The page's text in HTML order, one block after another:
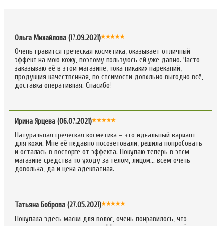
Ольга Михайлова (17.09.2021)
Очень нравится греческая косметика, оказывает отличный
эффект на мою кожу, поэтому пользуюсь ей уже давно. Часто
заказываю её в этом магазине, пока никаких нареканий,
продукция качественная, по стоимости довольно выгодно всё,
доставка оперативная. Спасибо!
Ирина Ярцева (06.07.2021)
Натуральная греческая косметика – это идеальный вариант
для кожи. Мне её недавно посоветовали, решила попробовать
и осталась в восторге от эффекта. Покупаю теперь в этом
магазине средства по уходу за телом, лицом… всем очень
довольна, да и цена адекватная.
Татьяна Боброва (27.05.2021)
Покупала здесь маски для волос, очень понравилось, что